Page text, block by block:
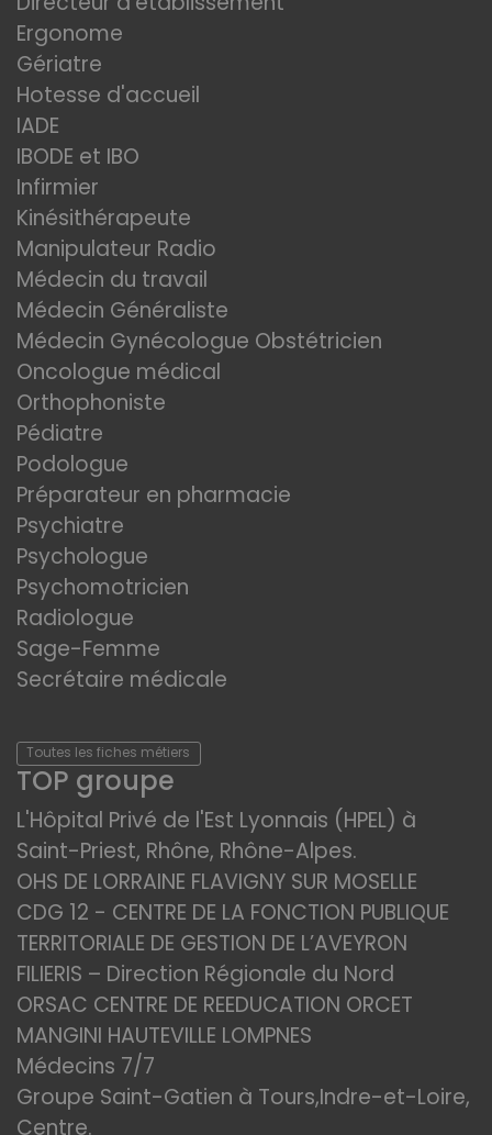
Ergonome
Gériatre
Hotesse d'accueil
IADE
IBODE et IBO
Infirmier
Kinésithérapeute
Manipulateur Radio
Médecin du travail
Médecin Généraliste
Médecin Gynécologue Obstétricien
Oncologue médical
Orthophoniste
Pédiatre
Podologue
Préparateur en pharmacie
Psychiatre
Psychologue
Psychomotricien
Radiologue
Sage-Femme
Secrétaire médicale
Toutes les fiches métiers
TOP groupe
L'Hôpital Privé de l'Est Lyonnais (HPEL) à
Saint-Priest, Rhône, Rhône-Alpes.
OHS DE LORRAINE FLAVIGNY SUR MOSELLE
CDG 12 - CENTRE DE LA FONCTION PUBLIQUE
TERRITORIALE DE GESTION DE L’AVEYRON
FILIERIS – Direction Régionale du Nord
ORSAC CENTRE DE REEDUCATION ORCET
MANGINI HAUTEVILLE LOMPNES
Médecins 7/7
Groupe Saint-Gatien à Tours,Indre-et-Loire,
Centre.